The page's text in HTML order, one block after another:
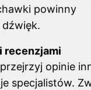
powinny
recenzjami
opinie
specjalistów.